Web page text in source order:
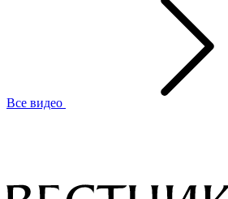
Все видео